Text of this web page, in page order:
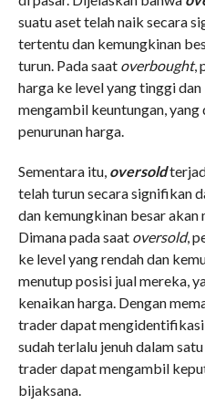
suatu aset telah naik secara
tertentu dan kemungkinan
turun. Pada saat overbought,
harga ke level yang tinggi
mengambil keuntungan,
penurunan harga.
Sementara itu, oversold
telah turun secara signifikan
dan kemungkinan besar
Dimana pada saat oversold,
ke level yang rendah dan
menutup posisi jual mereka,
kenaikan harga. Dengan
trader dapat
sudah terlalu jenuh dalam
trader dapat mengambil
bijaksana.